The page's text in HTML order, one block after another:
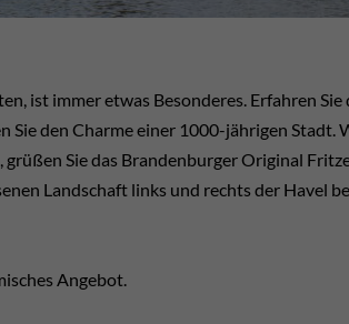
ist immer etwas Besonderes. Erfahren
Sie den Charme einer 1000-jährigen Stadt.
Sie das Brandenburger Original
Landschaft links und rechts der Havel
Angebot.